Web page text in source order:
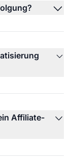
Affiliate-